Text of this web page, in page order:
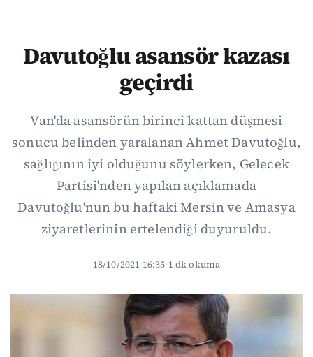
Davutoğlu asansör kazası
geçirdi
Van'da asansörün birinci kattan düşmesi
sonucu belinden yaralanan Ahmet Davutoğlu,
sağlığının iyi olduğunu söylerken, Gelecek
Partisi'nden yapılan açıklamada
Davutoğlu'nun bu haftaki Mersin ve Amasya
ziyaretlerinin ertelendiği duyuruldu.
18/10/2021 16:35·1 dk okuma